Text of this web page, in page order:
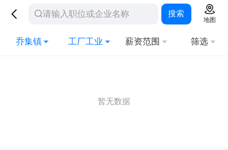
搜索
地图
乔集镇 工厂工业 薪资范围 筛选
暂无数据